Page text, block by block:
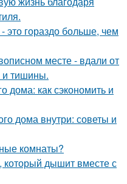
это гораздо больше, чем
месте - вдали от
и тишины.
дома: как сэкономить и
дома внутри: советы и
комнаты?
который дышит вместе с